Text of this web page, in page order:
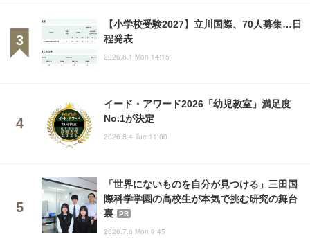
【小学校受験2027】立川国際、70人募集…日
程発表
2026.6.1 Mon 14:15
イード・アワード2026「幼児教室」満足度
No.1が決定
2026.8.4 Tue 11:00
「世界にないものを自分が見つける」三田国
際科学学園の高校生が本気で挑む研究の舞台
裏
PR
2026.7.6 Mon 9:45